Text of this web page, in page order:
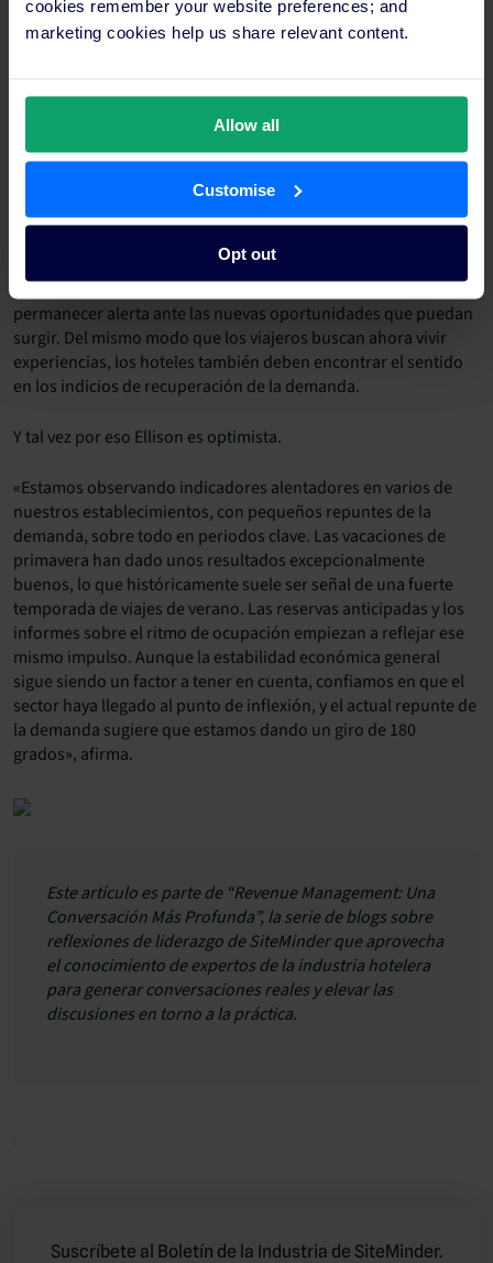
cookies remember your website preferences; and
marketing cookies help us share relevant content.
Allow all
Customise
Opt out
Esa capacidad de adaptación no ha hecho sino reforzar la
constante.
junto con la innovación», comparte Morgan. «La innovación
surge de ser un negocio centrado en las personas. Se trata de
entender las necesidades de la gente y responder a ellas».
Sin embargo, en el clima actual, la resiliencia ha adoptado otra
forma. Más allá de la simple recuperación, se trata de
permanecer alerta ante las nuevas oportunidades que puedan
surgir. Del mismo modo que los viajeros buscan ahora vivir
experiencias, los hoteles también deben encontrar el sentido
en los indicios de recuperación de la demanda.
Y tal vez por eso Ellison es optimista.
«Estamos observando indicadores alentadores en varios de
nuestros establecimientos, con pequeños repuntes de la
demanda, sobre todo en periodos clave. Las vacaciones de
primavera han dado unos resultados excepcionalmente
buenos, lo que históricamente suele ser señal de una fuerte
temporada de viajes de verano. Las reservas anticipadas y los
informes sobre el ritmo de ocupación empiezan a reflejar ese
mismo impulso. Aunque la estabilidad económica general
sigue siendo un factor a tener en cuenta, confiamos en que el
sector haya llegado al punto de inflexión, y el actual repunte de
la demanda sugiere que estamos dando un giro de 180
grados», afirma.
Este artículo es parte de “Revenue Management:Una
Conversación Más Profunda”, la serie de blogs sobre
reflexiones de liderazgo de SiteMinder que aprovecha
el conocimiento de expertos de la industria hotelera
para generar conversaciones reales y elevar las
discusiones en torno a la práctica.
Suscríbete al Boletín de la Industria de SiteMinder.